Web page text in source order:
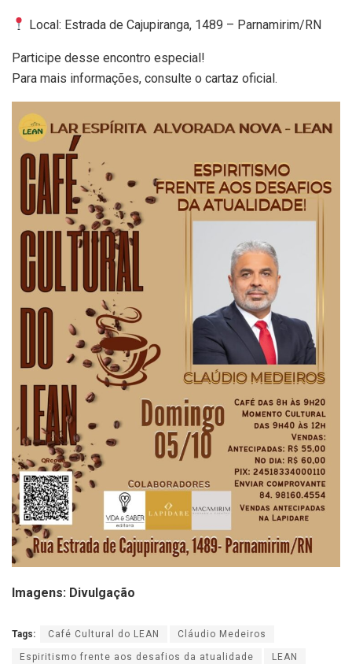
Local: Estrada de Cajupiranga, 1489 – Parnamirim/RN
Participe desse encontro especial!
Para mais informações, consulte o cartaz oficial.
Imagens: Divulgação
Tags: Café Cultural do LEAN Cláudio Medeiros
Espiritismo frente aos desafios da atualidade LEAN